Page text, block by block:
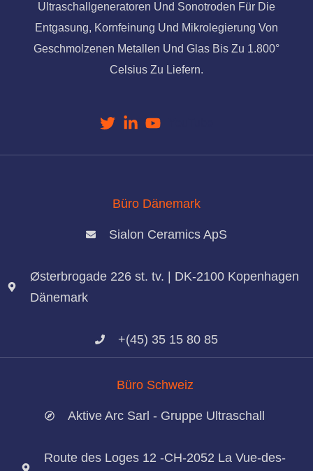
Ultraschallgeneratoren Und Sonotroden Für Die
Entgasung, Kornfeinung Und Mikrolegierung Von
Geschmolzenen Metallen Und Glas Bis Zu 1.800°
Celsius Zu Liefern.
Büro Dänemark
Sialon Ceramics ApS
Østerbrogade 226 st. tv. | DK-2100 Kopenhagen
Dänemark
+(45) 35 15 80 85
Büro Schweiz
Aktive Arc Sarl - Gruppe Ultraschall
Route des Loges 12 -CH-2052 La Vue-des-